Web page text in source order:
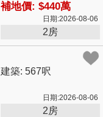
補地價: $440萬
日期:2026-08-06
2房
建築: 567呎
日期:2026-08-06
2房